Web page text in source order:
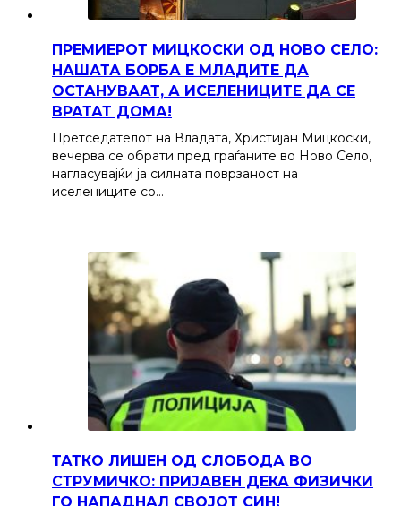
ПРЕМИЕРОТ МИЦКОСКИ ОД НОВО СЕЛО:
НАШАТА БОРБА Е МЛАДИТЕ ДА
ОСТАНУВААТ, А ИСЕЛЕНИЦИТЕ ДА СЕ
ВРАТАТ ДОМА!
Претседателот на Владата, Христијан Мицкоски,
вечерва се обрати пред граѓаните во Ново Село,
нагласувајќи ја силната поврзаност на
иселениците со…
ТАТКО ЛИШЕН ОД СЛОБОДА ВО
СТРУМИЧКО: ПРИЈАВЕН ДЕКА ФИЗИЧКИ
ГО НАПАДНАЛ СВОЈОТ СИН!